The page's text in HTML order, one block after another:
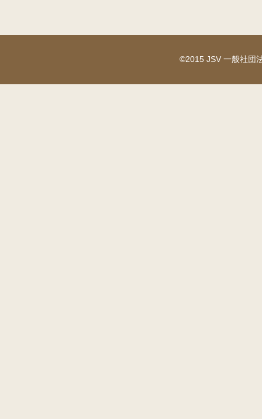
©2015 JSV 一般社団